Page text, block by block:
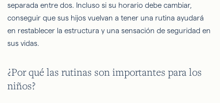
separada entre dos. Incluso si su horario debe cambiar,
conseguir que sus hijos vuelvan a tener una rutina ayudará
en restablecer la estructura y una sensación de seguridad en
sus vidas.
¿Por qué las rutinas son importantes para los
niños?